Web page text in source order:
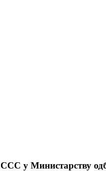
у Министарству